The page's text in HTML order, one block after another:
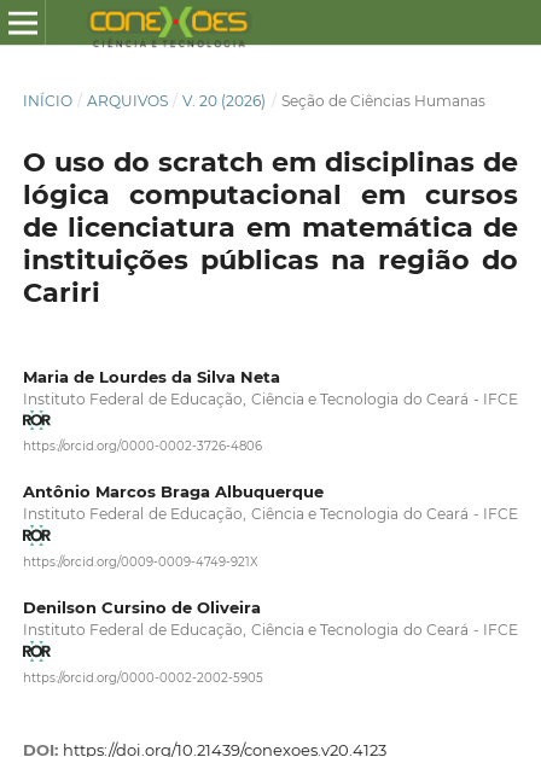
INÍCIO / ARQUIVOS / V. 20 (2026) / Seção de Ciências Humanas
O uso do scratch em disciplinas de
lógica computacional em cursos
de licenciatura em matemática de
instituições públicas na região do
Cariri
Maria de Lourdes da Silva Neta
Instituto Federal de Educação, Ciência e Tecnologia do Ceará - IFCE
https://orcid.org/0000-0002-3726-4806
Antônio Marcos Braga Albuquerque
Instituto Federal de Educação, Ciência e Tecnologia do Ceará - IFCE
https://orcid.org/0009-0009-4749-921X
Denilson Cursino de Oliveira
Instituto Federal de Educação, Ciência e Tecnologia do Ceará - IFCE
https://orcid.org/0000-0002-2002-5905
DOI: https://doi.org/10.21439/conexoes.v20.4123